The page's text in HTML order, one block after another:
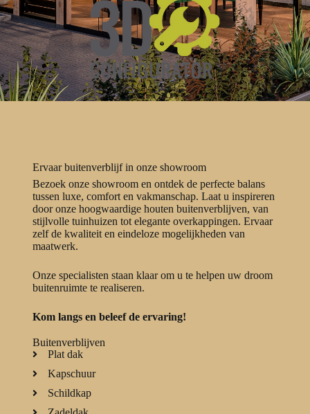
Ervaar buitenverblijf in onze showroom
Bezoek onze showroom en ontdek de perfecte balans
tussen luxe, comfort en vakmanschap. Laat u inspireren
door onze hoogwaardige houten buitenverblijven, van
stijlvolle tuinhuizen tot elegante overkappingen. Ervaar
zelf de kwaliteit en eindeloze mogelijkheden van
maatwerk.
Onze specialisten staan klaar om u te helpen uw droom
buitenruimte te realiseren.
Kom langs en beleef de ervaring!
Buitenverblijven
Plat dak
Kapschuur
Schildkap